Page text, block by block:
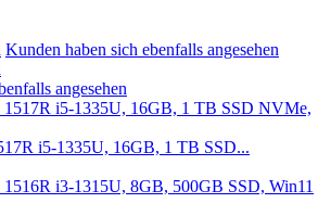
Kunden haben sich ebenfalls angesehen
angesehen
i5-1335U, 16GB, 1 TB SSD...